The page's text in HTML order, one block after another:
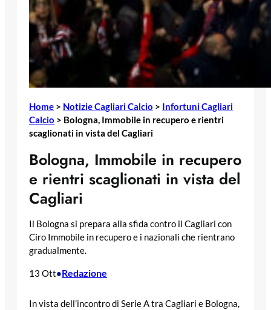
Home > Notizie Cagliari Calcio > Infortuni Cagliari
Calcio > Bologna, Immobile in recupero e rientri
scaglionati in vista del Cagliari
Bologna, Immobile in recupero
e rientri scaglionati in vista del
Cagliari
Il Bologna si prepara alla sfida contro il Cagliari con
Ciro Immobile in recupero e i nazionali che rientrano
gradualmente.
13 Ott•Redazione
In vista dell’incontro di Serie A tra Cagliari e Bologna,